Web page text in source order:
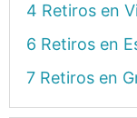
4 Retiros en
6 Retiros en
7 Retiros en